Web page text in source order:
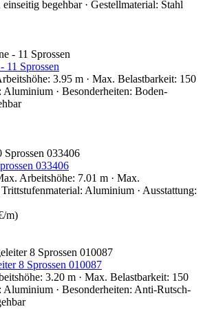
begehbar · Gestellmaterial: Stahl
Sprossen
3.95 m · Max. Belastbarkeit: 150
Aluminium · Besonderheiten: Boden-
033406
Arbeitshöhe: 7.01 m · Max.
Aluminium · Ausstattung:
m)
8 Sprossen 010087
3.20 m · Max. Belastbarkeit: 150
Aluminium · Besonderheiten: Anti-Rutsch-